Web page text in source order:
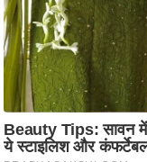
प
रा
ज
नी
ति
वि